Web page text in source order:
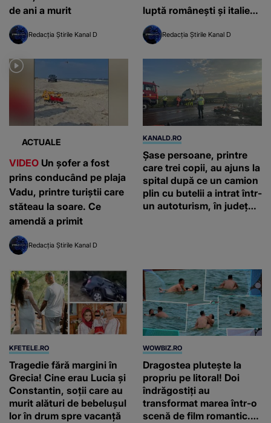
de ani a murit
Redacția Știrile Kanal D
luptă românești și italiene
au fost ridicate de la sol
Redacția Știrile Kanal D
ACTUALE
VIDEO Un șofer a fost
prins conducând pe plaja
Vadu, printre turiștii care
stăteau la soare. Ce
amendă a primit
Redacția Știrile Kanal D
KANALD.RO
Șase persoane, printre
care trei copii, au ajuns la
spital după ce un camion
plin cu butelii a intrat într-
un autoturism, în județul
KFETELE.RO
Tragedie fără margini în
Grecia! Cine erau Lucia și
Constantin, soții care au
murit alături de bebelușul
lor în drum spre vacanță
WOWBIZ.RO
Dragostea plutește la
propriu pe litoral! Doi
îndrăgostiți au
transformat marea într-o
scenă de film romantic.